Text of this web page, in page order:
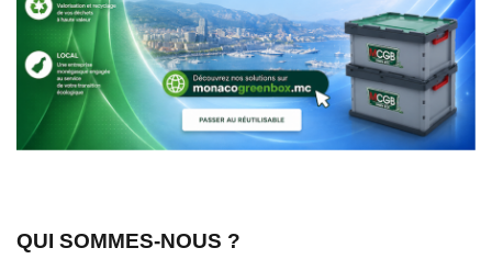
QUI SOMMES-NOUS ?